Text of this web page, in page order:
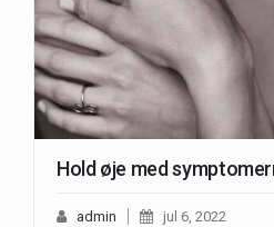
Hold øje med
admin jul 6, 2022